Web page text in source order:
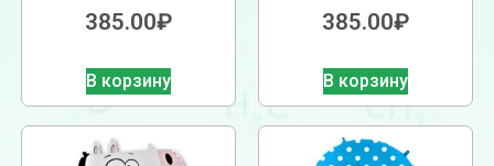
385.00₽
В корзину
385.00₽
В корзину